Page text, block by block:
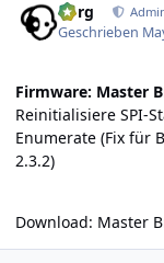
borg
Geschrieben
Firmware: Master
Reinitialisiere SPI-
Enumerate (Fix für
2.3.2)
Download: Master